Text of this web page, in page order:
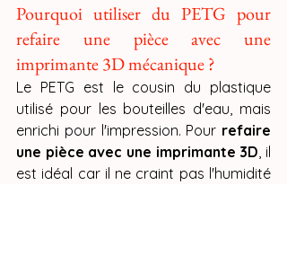
Pourquoi utiliser du PETG pour
refaire une pièce avec une
imprimante 3D mécanique ?
Le PETG est le cousin du plastique
utilisé pour les bouteilles d'eau, mais
enrichi pour l'impression. Pour refaire
une pièce avec une imprimante 3D , il
est idéal car il ne craint pas l'humidité